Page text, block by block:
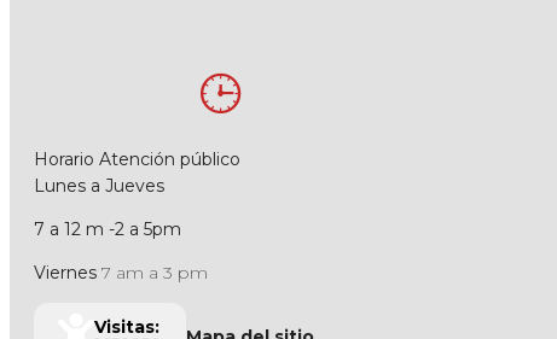
Horario Atención público
Lunes a Jueves
7 a 12 m -2 a 5pm
Viernes 7 am a 3 pm
Visitas: